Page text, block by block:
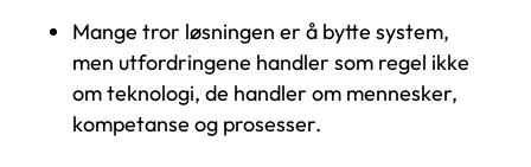
Mange tror løsningen er å bytte system,
men utfordringene handler som regel ikke
om teknologi, de handler om mennesker,
kompetanse og prosesser.